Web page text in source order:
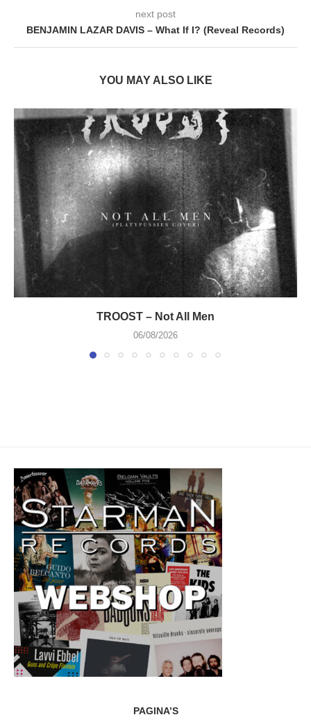
next post
BENJAMIN LAZAR DAVIS – What If I? (Reveal Records)
YOU MAY ALSO LIKE
TROOST – Not All Men
06/08/2026
PAGINA’S